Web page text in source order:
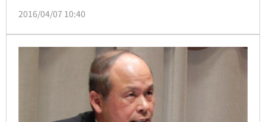
自己要獨家，所以我們也只有等。
2016/04/07 10:40